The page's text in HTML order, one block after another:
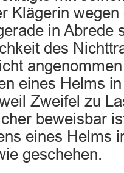
Klägerin
in Abrede
des
eines Helms
Zweifel zu
beweisbar
eines Helms
geschehen.